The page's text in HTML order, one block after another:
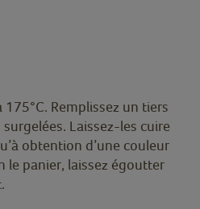
Remplissez un tiers
Laissez-les cuire
obtention d’une couleur
le panier, laissez égoutter